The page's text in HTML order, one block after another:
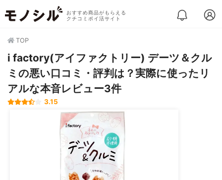
おすすめ商品がもらえる
クチコミポイ活サイト
TOP
i factory(アイファクトリー) デーツ＆クル
ミの悪い口コミ・評判は？実際に使ったリ
アルな本音レビュー3件
3.15